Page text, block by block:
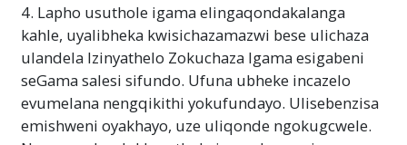
4. Lapho usuthole igama elingaqondakalanga
kahle, uyalibheka kwisichazamazwi bese ulichaza
ulandela Izinyathelo Zokuchaza Igama esigabeni
seGama salesi sifundo. Ufuna ubheke incazelo
evumelana nengqikithi yokufundayo. Ulisebenzisa
emishweni oyakhayo, uze uliqonde ngokugcwele.